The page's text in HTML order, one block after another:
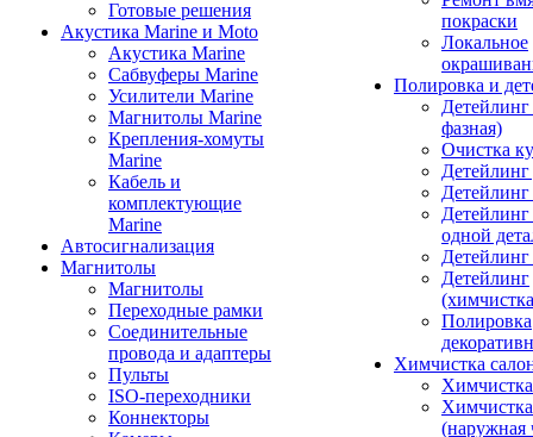
Готовые решения
Акустика Marine и Moto
Акустика Marine
Сабвуферы Marine
Усилители Marine
Магнитолы Marine
Крепления-хомуты
Marine
Кабель и
комплектующие
Marine
Автосигнализация
Магнитолы
Магнитолы
Переходные рамки
Соединительные
провода и адаптеры
Пульты
ISO-переходники
Коннекторы
покраски
Локальное
Полировка и
фазная)
Очистка
Детейлинг
одной
Детейлинг
Полировка
Химчистка
(наружная